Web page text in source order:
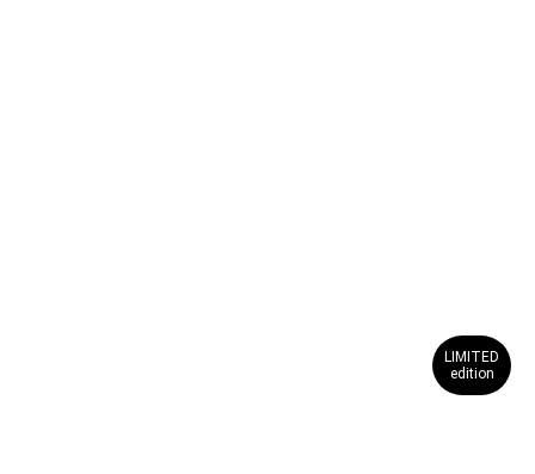
LIMITED
edition